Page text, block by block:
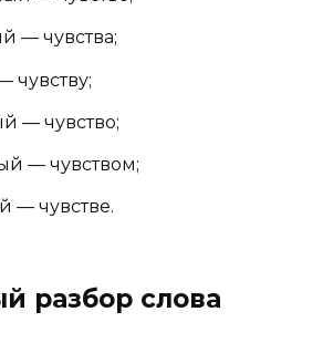
— чувства;
чувству;
— чувство;
— чувством;
— чувстве.
разбор слова